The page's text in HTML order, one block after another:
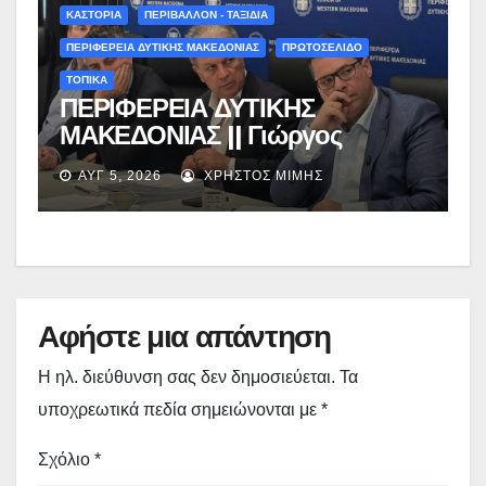
ΚΑΣΤΟΡΙΑ ΠΕΡΙΒΑΛΛΟΝ - ΤΑΞΙΔΙΑ
ΠΕΡΙΦΕΡΕΙΑ ΔΥΤΙΚΗΣ ΜΑΚΕΔΟΝΙΑΣ ΠΡΩΤΟΣΕΛΙΔΟ
ΤΟΠΙΚΑ
ΠΕΡΙΦΕΡΕΙΑ ΔΥΤΙΚΗΣ
ΜΑΚΕΔΟΝΙΑΣ || Γιώργος
Αμανατίδης για Φράγμα
Νεστορίου: «Η δέσμευσή μας
γίνεται πράξη με εξασφαλισμένη
ΑΥΓ 5, 2026 ΧΡΉΣΤΟΣ ΜΊΜΗΣ
Αφήστε μια απάντηση
Η ηλ. διεύθυνση σας δεν δημοσιεύεται. Τα
υποχρεωτικά πεδία σημειώνονται με *
Σχόλιο *